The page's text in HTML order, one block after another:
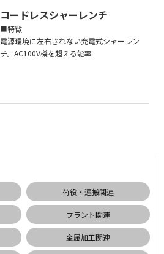
荷役・運搬関連
プラント関連
金属加工関連
コードレスシャーレンチ
■特徴
電源環境に左右されない充電式シャーレン
チ。AC100V機を超える能率